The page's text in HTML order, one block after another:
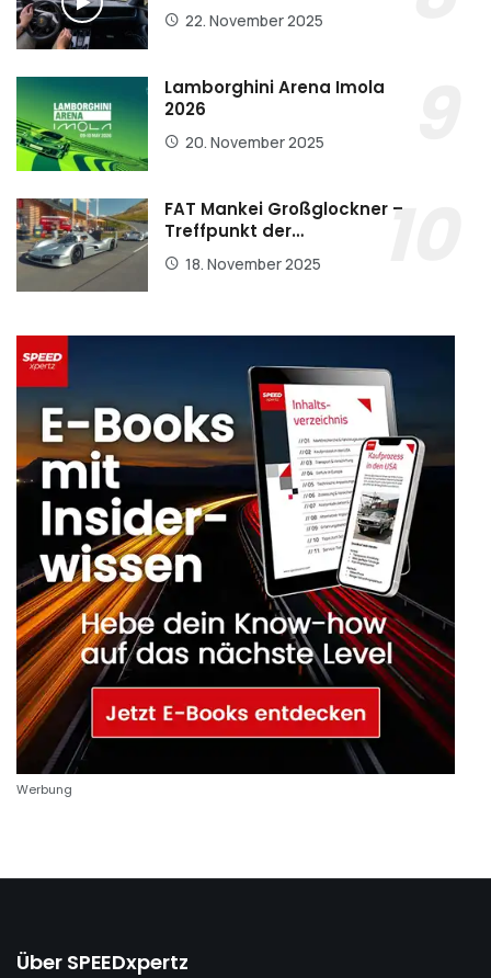
22. November 2025
Lamborghini Arena Imola
2026
20. November 2025
FAT Mankei Großglockner –
Treffpunkt der…
18. November 2025
Werbung
Über SPEEDxpertz